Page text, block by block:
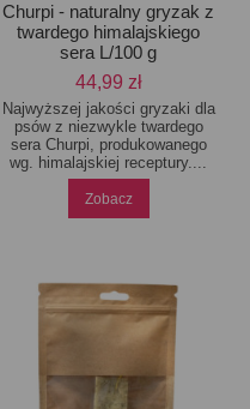
Churpi - naturalny gryzak z
twardego himalajskiego
sera L/100 g
44,99 zł
Najwyższej jakości gryzaki dla
psów z niezwykle twardego
sera Churpi, produkowanego
wg. himalajskiej receptury....
Zobacz